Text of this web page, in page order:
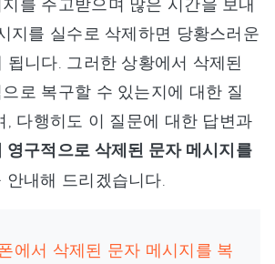
지를 실수로 삭제하면 당황스러운
됩니다. 그러한 상황에서 삭제된
로 복구할 수 있는지에 대한 질
, 다행히도 이 질문에 대한 답변과
영구적으로 삭제된 문자 메시지를
안내해 드리겠습니다.
에서 삭제된 문자 메시지를 복